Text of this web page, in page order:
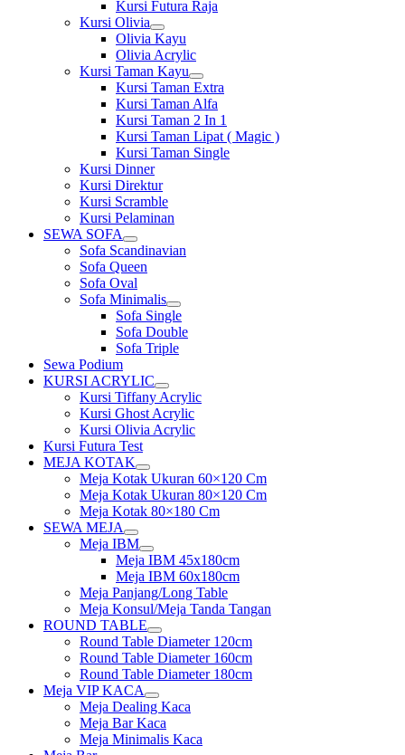
menu
Kursi Futura Raja
Kursi Olivia
Show
sub
menu
Olivia Kayu
Olivia Acrylic
Kursi Taman Kayu
Show
sub
menu
Kursi Taman Extra
Kursi Taman Alfa
Kursi Taman 2 In 1
Kursi Taman Lipat ( Magic )
Kursi Taman Single
Kursi Dinner
Kursi Direktur
Kursi Scramble
Kursi Pelaminan
SEWA SOFA
Show
sub
menu
Sofa Scandinavian
Sofa Queen
Sofa Oval
Sofa Minimalis
Show
sub
menu
Sofa Single
Sofa Double
Sofa Triple
Sewa Podium
KURSI ACRYLIC
Show
sub
menu
Kursi Tiffany Acrylic
Kursi Ghost Acrylic
Kursi Olivia Acrylic
Kursi Futura Test
MEJA KOTAK
Show
sub
menu
Meja Kotak Ukuran 60×120 Cm
Meja Kotak Ukuran 80×120 Cm
Meja Kotak 80×180 Cm
SEWA MEJA
Show
sub
menu
Meja IBM
Show
sub
menu
Meja IBM 45x180cm
Meja IBM 60x180cm
Meja Panjang/Long Table
Meja Konsul/Meja Tanda Tangan
ROUND TABLE
Show
sub
menu
Round Table Diameter 120cm
Round Table Diameter 160cm
Round Table Diameter 180cm
Meja VIP KACA
Show
sub
menu
Meja Dealing Kaca
Meja Bar Kaca
Meja Minimalis Kaca